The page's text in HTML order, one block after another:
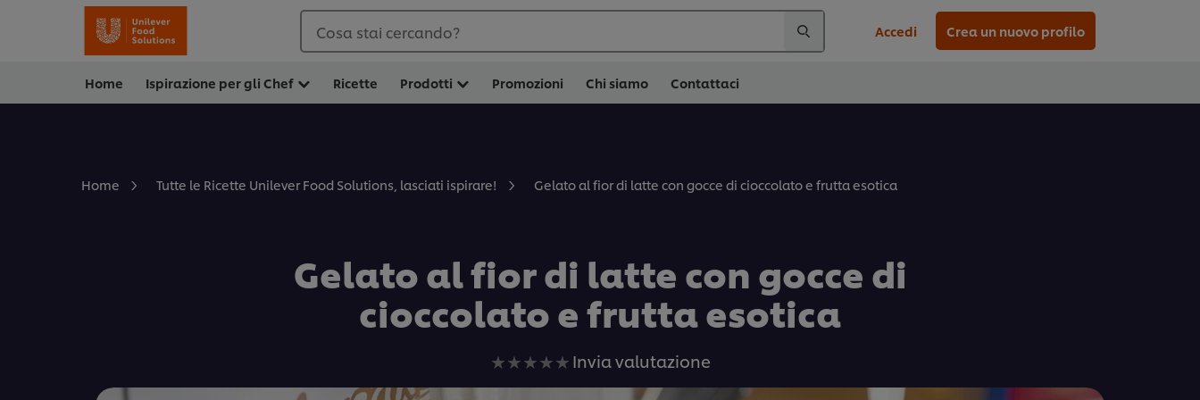
Cosa stai cercando? Accedi Crea un nuovo profilo
Home Ispirazione per gli Chef Ricette Prodotti Promozioni Chi siamo Contattaci
Home Tutte le Ricette Unilever Food Solutions, lasciati ispirare! Gelato al fior di latte con gocce di cioccolato e frutta esotica
Gelato al fior di latte con gocce di
cioccolato e frutta esotica
Nessuna
valutazione
Invia valutazione